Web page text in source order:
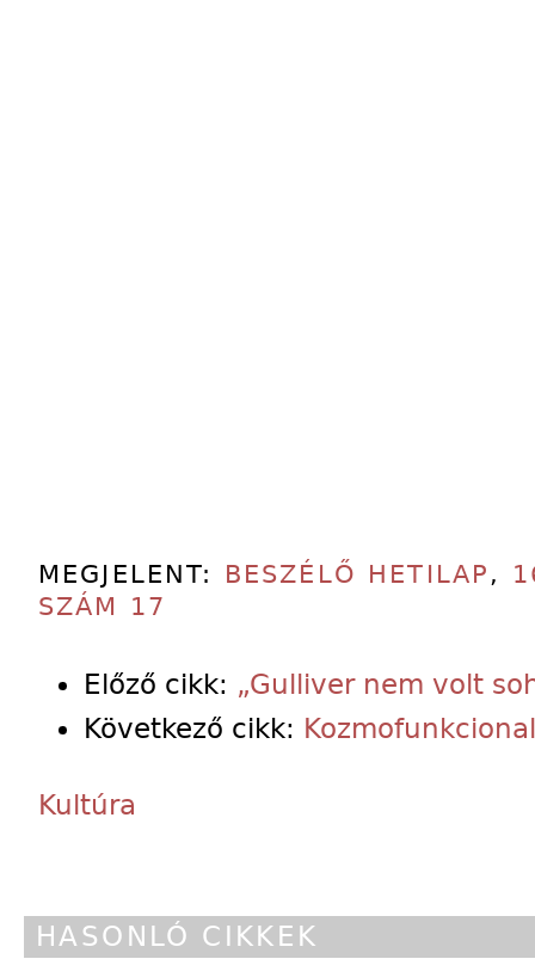
MEGJELENT: BESZÉLŐ HETILAP ,
SZÁM 17
Előző cikk: „Gulliver nem volt
Következő cikk:
Kultúra
HASONLÓ CIKKEK